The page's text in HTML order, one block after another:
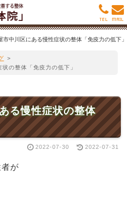
市中川区にある慢性症状の整体「免疫力の低下」
>
の整体「免疫力の低下」
る慢性症状の整体
2022-07-30 2022-07-31
が
MAIL
TEL